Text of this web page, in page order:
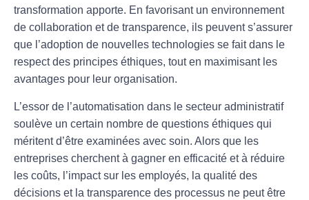
transformation apporte. En favorisant un environnement
de collaboration et de transparence, ils peuvent s’assurer
que l’adoption de nouvelles technologies se fait dans le
respect des principes éthiques, tout en maximisant les
avantages pour leur organisation.
L’essor de l’automatisation dans le secteur administratif
soulève un certain nombre de questions éthiques qui
méritent d’être examinées avec soin. Alors que les
entreprises cherchent à gagner en efficacité et à réduire
les coûts, l’impact sur les employés, la qualité des
décisions et la transparence des processus ne peut être